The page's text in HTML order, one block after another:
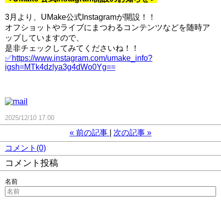
3月より、UMake公式Instagramが開設！！
オフショットやライブにまつわるコンテンツなどを随時ア
ップしていますので、
是非チェックしてみてくださいね！！
✅https://www.instagram.com/umake_info?
igsh=MTk4dzlya3g4dWo0Yg==
2025/12/10 17:00
« 前の記事 次の記事 »
コメント(0)
コメント投稿
名前